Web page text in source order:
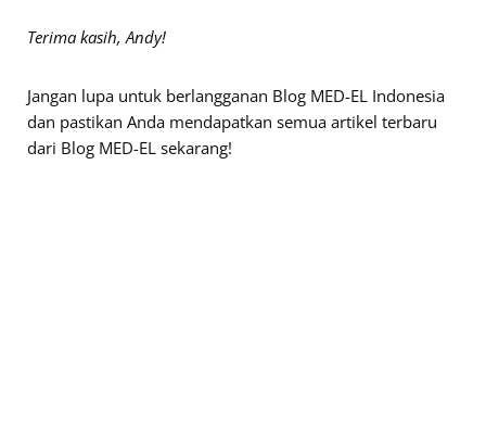
Terima kasih, Andy!
Jangan lupa untuk berlangganan Blog MED-EL Indonesia
dan pastikan Anda mendapatkan semua artikel terbaru
dari Blog MED-EL sekarang!